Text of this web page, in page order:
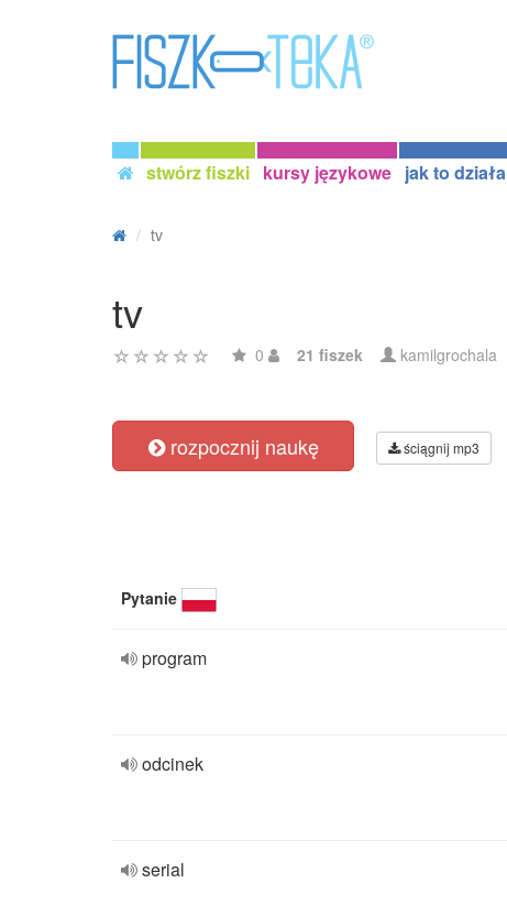
stwórz fiszki kursy językowe jak to działa
tv
tv
0 21 fiszek kamilgrochala
rozpocznij naukę ściągnij mp3
Pytanie
program
odcinek
serial